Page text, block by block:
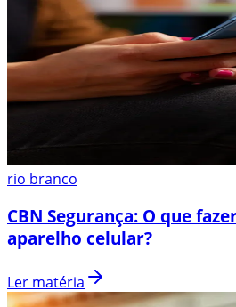
rio branco
CBN Segurança: O que
aparelho celular?
Ler matéria